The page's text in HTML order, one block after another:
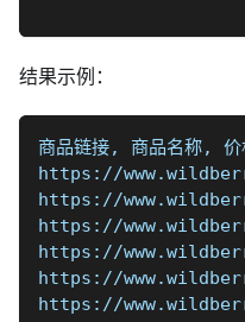
结果示例：
商品链接, 商品名称,
https://
https://
https://
https://
https://
https://